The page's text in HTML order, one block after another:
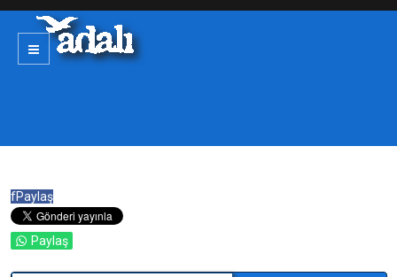
fPaylaş
Paylaş